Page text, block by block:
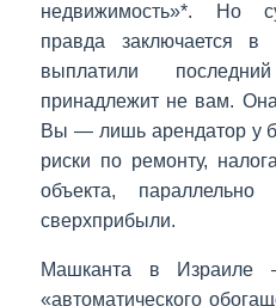
недвижимость»*. Но
правда заключается
выплатили
принадлежит не вам.
Вы — лишь арендатор у
риски по ремонту,
объекта,
сверхприбыли.
Машканта в Израиле
«автоматического